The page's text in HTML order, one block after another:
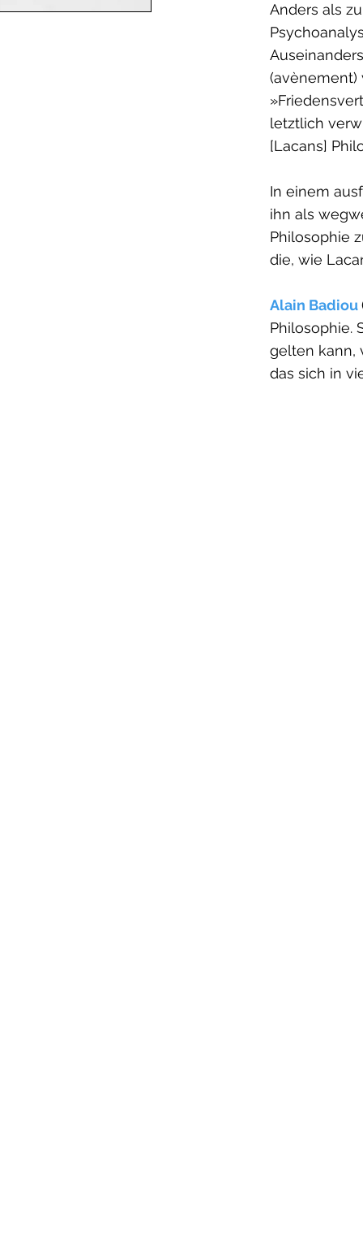
Anders als
(avènement)
letztlich
[Lacans]
In einem
ihn als
Philosophie
die, wie
Alain Badiou
Philosophie.
gelten kann,
das sich in